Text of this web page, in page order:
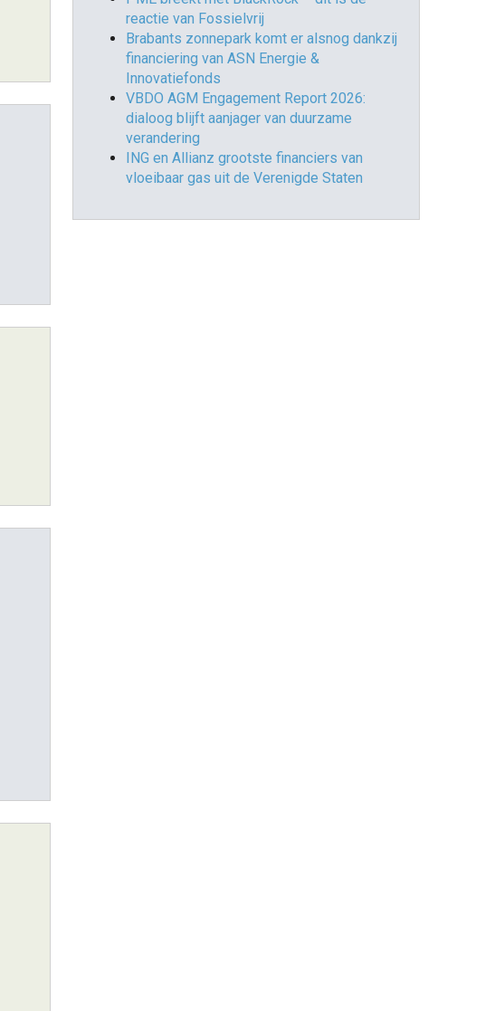
reactie van Fossielvrij
Brabants zonnepark komt er alsnog dankzij
financiering van ASN Energie &
Innovatiefonds
VBDO AGM Engagement Report 2026:
dialoog blijft aanjager van duurzame
verandering
ING en Allianz grootste financiers van
vloeibaar gas uit de Verenigde Staten